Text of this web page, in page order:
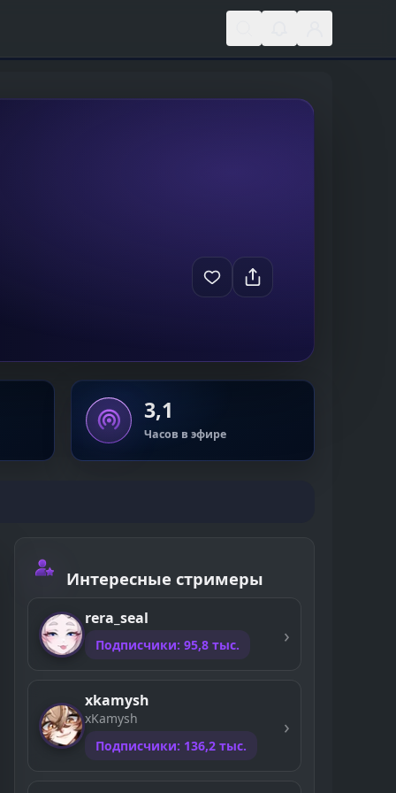
3,1
Часов в эфире
Интересные стримеры
rera_seal
Подписчики: 95,8 тыс.
xkamysh
xKamysh
Подписчики: 136,2 тыс.